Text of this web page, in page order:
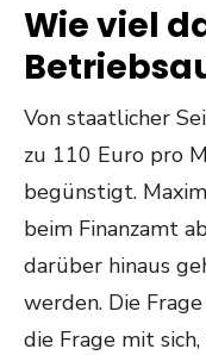
Wie viel
Von staatlicher
zu 110 Euro pro
begünstigt.
beim Finanzamt
darüber hinaus
werden. Die
die Frage mit